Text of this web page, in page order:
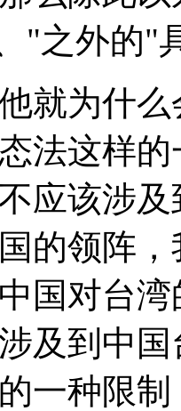
"之外的"
就为什
法这样
应该涉
的领阵
国对台
及到中
一种限